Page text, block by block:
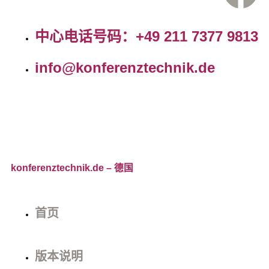
中心电话号码：+49 211 7377 9813
info@konferenztechnik.de
konferenztechnik.de – 德国
首页
版本说明